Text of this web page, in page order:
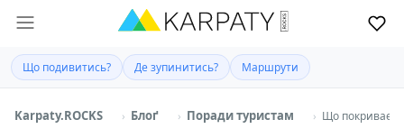
Що подивитись? Де зупинитись? Маршрути
Karpaty.ROCKS Блоґ Поради туристам Що покриває